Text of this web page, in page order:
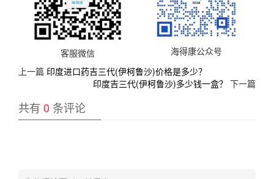
客服微信
海得康公众号
上一篇 印度进口药吉三代(伊柯鲁沙)价格是多少？
印度吉三代(伊柯鲁沙)多少钱一盒？ 下一篇
共有 0 条评论